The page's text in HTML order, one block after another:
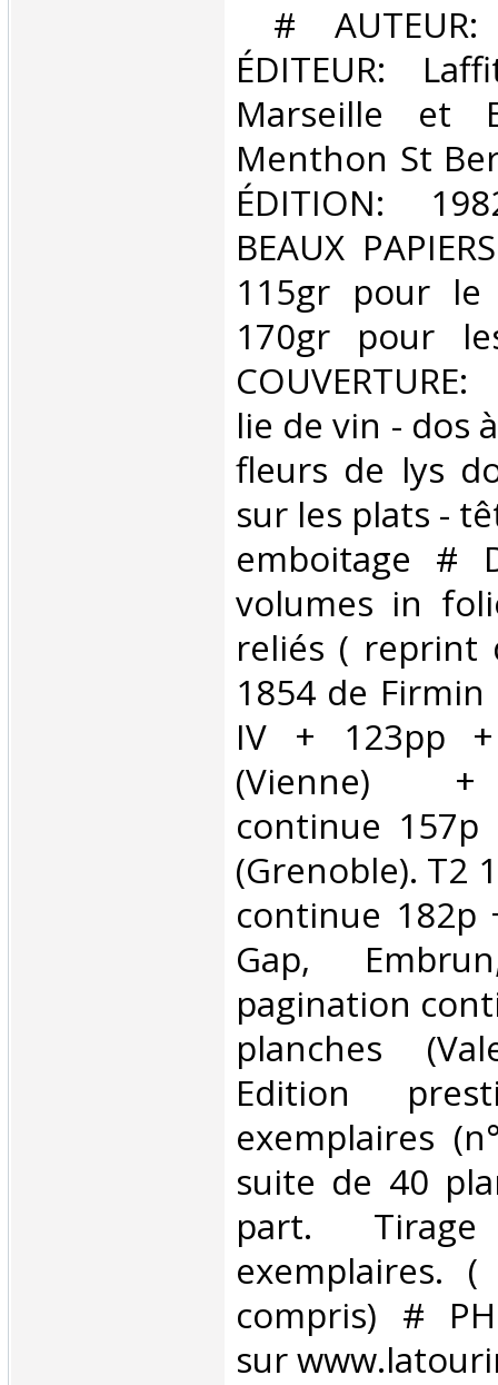
#
ÉDITEUR:
Marseille et
Menthon St
ÉDITION:
BEAUX
115gr pour
170gr pour
lie de vin - dos
fleurs de lys
sur les plats -
emboitage #
volumes in
reliés ( reprint
1854 de
IV + 123pp
(Vienne) +
continue 157p
(Grenoble). T2
continue 182p
Gap,
pagination
planches
Edition
exemplaires
suite de 40
part.
exemplaires.
compris) #
sur